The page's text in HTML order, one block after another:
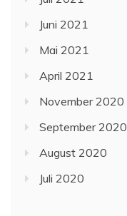
Juni 2021
Mai 2021
April 2021
November 2020
September 2020
August 2020
Juli 2020